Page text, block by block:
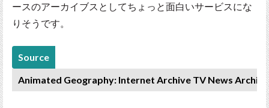
ースのアーカイブスとしてちょっと面白いサービスにな
りそうです。
Source
Animated Geography: Internet Archive TV News Archive